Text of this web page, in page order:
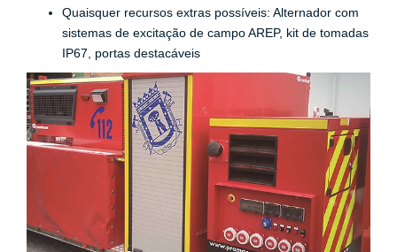
Quaisquer recursos extras possíveis: Alternador com
sistemas de excitação de campo AREP, kit de tomadas
IP67, portas destacáveis